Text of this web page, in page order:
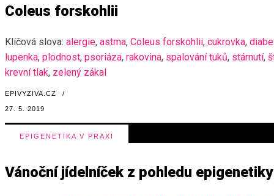
Coleus forskohlii
Klíčová slova: alergie, astma, Coleus forskohlii, cukrovka,
lupenka, plodnost, psoriáza, rakovina, spalování tuků, stárnutí,
krevní tlak, zelený zákal
EPIVYZIVA.CZ /
27. 5. 2019
EPIGENETIKA V PRAXI
Vánoční jídelníček z pohledu epigenetiky